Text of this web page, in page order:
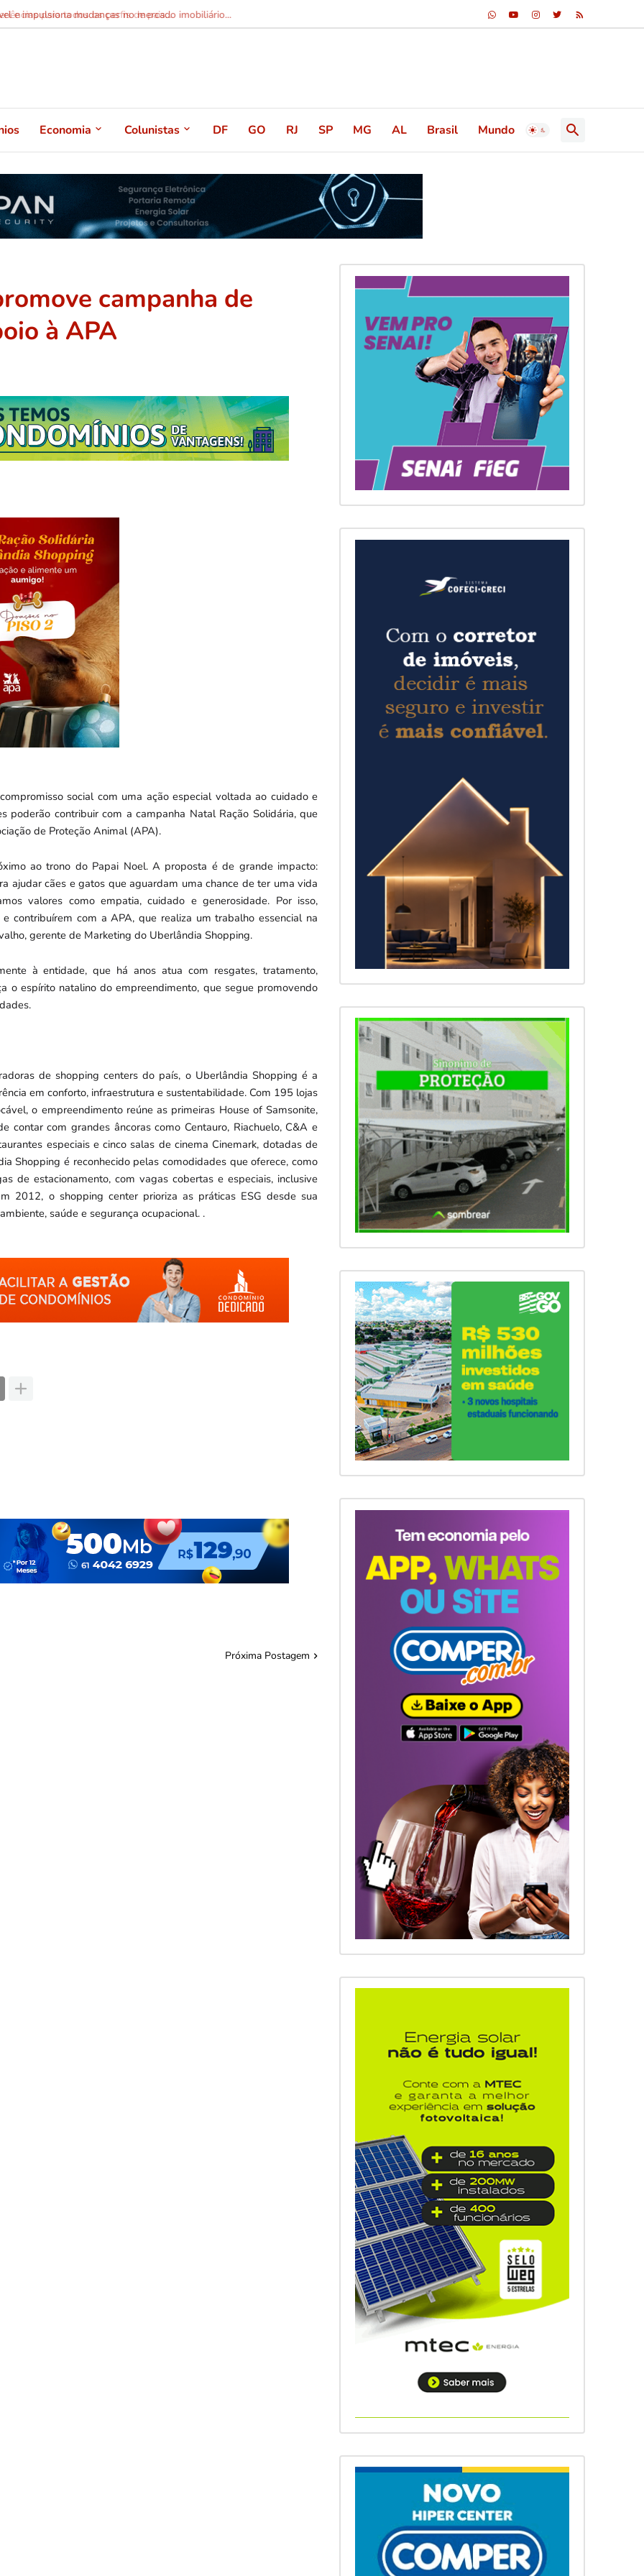
e impulsiona mudanças no mercado imobiliário...
Economia Colunistas DF GO RJ SP MG AL Brasil Mundo
campanha de
à APA
social com uma ação especial voltada ao cuidado e
contribuir com a campanha Natal Ração Solidária, que
de Proteção Animal (APA).
ao trono do Papai Noel. A proposta é de grande impacto:
ajudar cães e gatos que aguardam uma chance de ter uma vida
valores como empatia, cuidado e generosidade. Por isso,
contribuírem com a APA, que realiza um trabalho essencial na
gerente de Marketing do Uberlândia Shopping.
à entidade, que há anos atua com resgates, tratamento,
o espírito natalino do empreendimento, que segue promovendo
de shopping centers do país, o Uberlândia Shopping é a
em conforto, infraestrutura e sustentabilidade. Com 195 lojas
o empreendimento reúne as primeiras House of Samsonite,
contar com grandes âncoras como Centauro, Riachuelo, C&A e
especiais e cinco salas de cinema Cinemark, dotadas de
Shopping é reconhecido pelas comodidades que oferece, como
de estacionamento, com vagas cobertas e especiais, inclusive
2012, o shopping center prioriza as práticas ESG desde sua
saúde e segurança ocupacional. .
Próxima Postagem